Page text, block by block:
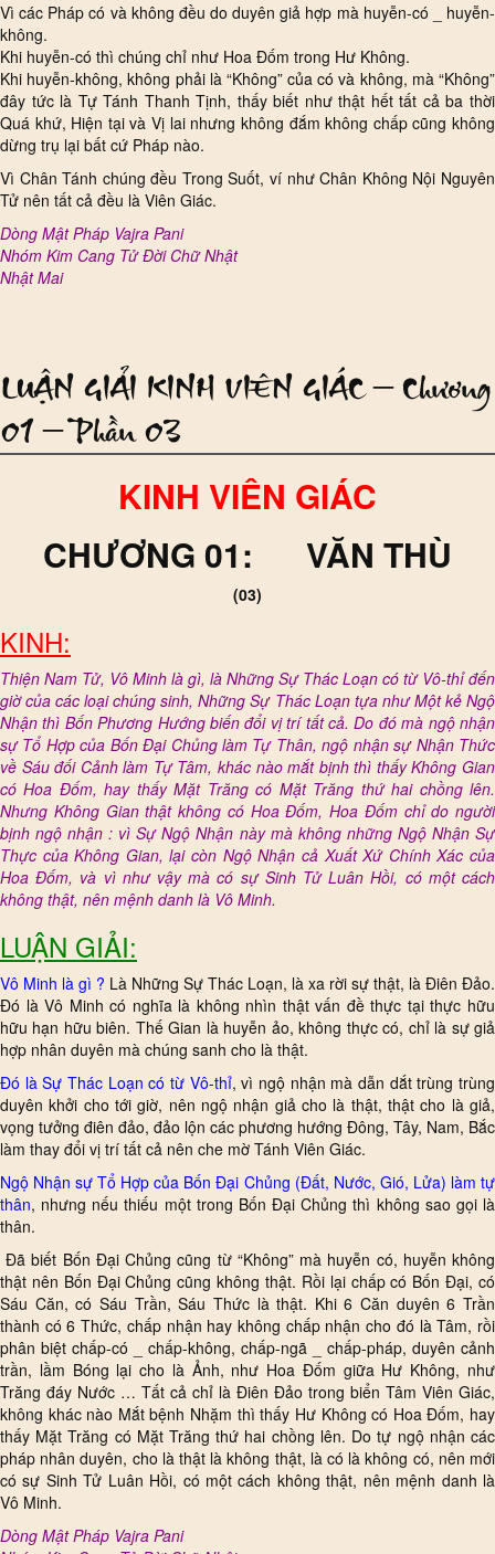
Vì các Pháp có và không đều do duyên giả hợp mà huyễn-có _ huyễn-
không.
Khi huyễn-có thì chúng chỉ như Hoa Đốm trong Hư Không.
Khi huyễn-không, không phải là “Không” của có và không, mà “Không”
đây tức là Tự Tánh Thanh Tịnh, thấy biết như thật hết tất cả ba thời
Quá khứ, Hiện tại và Vị lai nhưng không đắm không chấp cũng không
dừng trụ lại bất cứ Pháp nào.
Vì Chân Tánh chúng đều Trong Suốt, ví như Chân Không Nội Nguyên
Tử nên tất cả đều là Viên Giác.
Dòng Mật Pháp Vajra Pani
Nhóm Kim Cang Tử Đời Chữ Nhật
Nhật Mai
LUẬN GIẢI KINH VIÊN GIÁC – Chương
01 – Phần 03
KINH VIÊN GIÁC
CHƯƠNG 01: VĂN THÙ
(03)
KINH:
Thiện Nam Tử, Vô Minh là gì, là Những Sự Thác Loạn có từ Vô-thỉ đến
giờ của các loại chúng sinh, Những Sự Thác Loạn tựa như Một kẻ Ngộ
Nhận thì Bốn Phương Hướng biến đổi vị trí tất cả. Do đó mà ngộ nhận
sự Tổ Hợp của Bốn Đại Chủng làm Tự Thân, ngộ nhận sự Nhận Thức
về Sáu đối Cảnh làm Tự Tâm, khác nào mắt bịnh thì thấy Không Gian
có Hoa Đốm, hay thấy Mặt Trăng có Mặt Trăng thứ hai chồng lên.
Nhưng Không Gian thật không có Hoa Đốm, Hoa Đốm chỉ do người
bịnh ngộ nhận : vì Sự Ngộ Nhận này mà không những Ngộ Nhận Sự
Thực của Không Gian, lại còn Ngộ Nhận cả Xuất Xứ Chính Xác của
Hoa Đốm, và vì như vậy mà có sự Sinh Tử Luân Hồi, có một cách
không thật, nên mệnh danh là Vô Minh.
LUẬN GIẢI:
Vô Minh là gì ? Là Những Sự Thác Loạn, là xa rời sự thật, là Điên Đảo.
Đó là Vô Minh có nghĩa là không nhìn thật vấn đề thực tại thực hữu
hữu hạn hữu biên. Thế Gian là huyễn ảo, không thực có, chỉ là sự giả
hợp nhân duyên mà chúng sanh cho là thật.
Đó là Sự Thác Loạn có từ Vô-thỉ, vì ngộ nhận mà dẫn dắt trùng trùng
duyên khởi cho tới giờ, nên ngộ nhận giả cho là thật, thật cho là giả,
vọng tưởng điên đảo, đảo lộn các phương hướng Đông, Tây, Nam, Bắc
làm thay đổi vị trí tất cả nên che mờ Tánh Viên Giác.
Ngộ Nhận sự Tổ Hợp của Bốn Đại Chủng (Đất, Nước, Gió, Lửa) làm tự
thân, nhưng nếu thiếu một trong Bốn Đại Chủng thì không sao gọi là
thân.
Đã biết Bốn Đại Chủng cũng từ “Không” mà huyễn có, huyễn không
thật nên Bốn Đại Chủng cũng không thật. Rồi lại chấp có Bốn Đại, có
Sáu Căn, có Sáu Trần, Sáu Thức là thật. Khi 6 Căn duyên 6 Trần
thành có 6 Thức, chấp nhận hay không chấp nhận cho đó là Tâm, rồi
phân biệt chấp-có _ chấp-không, chấp-ngã _ chấp-pháp, duyên cảnh
trần, lầm Bóng lại cho là Ảnh, như Hoa Đốm giữa Hư Không, như
Trăng đáy Nước … Tất cả chỉ là Điên Đảo trong biển Tâm Viên Giác,
không khác nào Mắt bệnh Nhặm thì thấy Hư Không có Hoa Đốm, hay
thấy Mặt Trăng có Mặt Trăng thứ hai chồng lên. Do tự ngộ nhận các
pháp nhân duyên, cho là thật là không thật, là có là không có, nên mới
có sự Sinh Tử Luân Hồi, có một cách không thật, nên mệnh danh là
Vô Minh.
Dòng Mật Pháp Vajra Pani